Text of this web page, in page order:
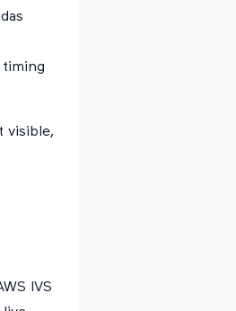
visible,
IVS